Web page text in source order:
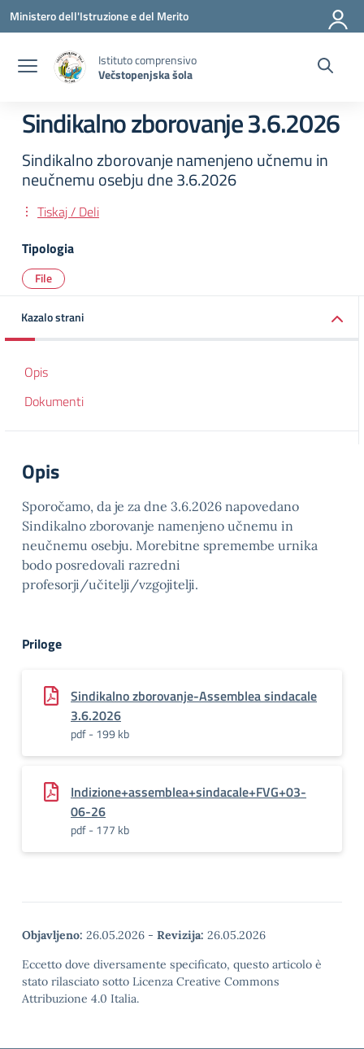
Vai ai contenuti
Vai al menu di navigazione
Vai al footer
Ministero dell'Istruzione e del Merito
Istituto comprensivo
Večstopenjska šola
Sindikalno zborovanje 3.6.2026
Sindikalno zborovanje namenjeno učnemu in
neučnemu osebju dne 3.6.2026
Tiskaj / Deli
Tipologia
File
Kazalo strani
Opis
Dokumenti
Opis
Sporočamo, da je za dne 3.6.2026 napovedano
Sindikalno zborovanje namenjeno učnemu in
neučnemu osebju. Morebitne spremembe urnika
bodo posredovali razredni
profesorji/učitelji/vzgojitelji.
Priloge
Sindikalno zborovanje-Assemblea sindacale
3.6.2026
pdf - 199 kb
Indizione+assemblea+sindacale+FVG+03-
06-26
pdf - 177 kb
Objavljeno: 26.05.2026 - Revizija: 26.05.2026
Eccetto dove diversamente specificato, questo articolo è
stato rilasciato sotto Licenza Creative Commons
Attribuzione 4.0 Italia.